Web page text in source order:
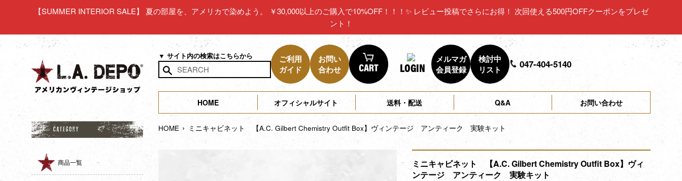
【SUMMER INTERIOR SALE】 夏の部屋を、アメリカで染めよう。 ￥30,000以上のご購入で10%OFF！！！✨ レビュー投稿でさらにお得！ 次回使える500円OFFクーポンをプレゼ
ント！
▼ サイト内の検索はこちらから
検
索
る
ご利用
ガイド
お問い
合わせ
LOGIN
メルマガ
会員登録
検討中
リスト
047-404-5140
HOME オフィシャルサイト 送料・配送 Q&A お問い合わせ
商品一覧
HOME › ミニキャビネット 【A.C. Gilbert Chemistry Outfit Box】ヴィンテージ アンティーク 実験キット
ミニキャビネット 【A.C. Gilbert Chemistry Outfit Box】ヴィ
ンテージ アンティーク 実験キット